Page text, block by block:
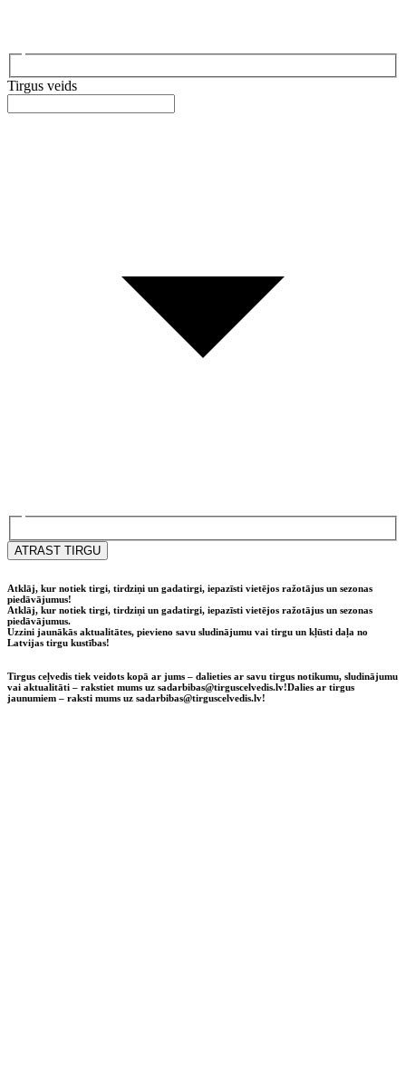
Tirgus veids
ATRAST TIRGU
Atklāj, kur notiek tirgi, tirdziņi un gadatirgi, iepazīsti vietējos ražotājus un sezonas
piedāvājumus!
Atklāj, kur notiek tirgi, tirdziņi un gadatirgi, iepazīsti vietējos ražotājus un sezonas
piedāvājumus.
Uzzini jaunākās aktualitātes, pievieno savu sludinājumu vai tirgu un kļūsti daļa no
Latvijas tirgu kustības!
Tirgus ceļvedis tiek veidots kopā ar jums – dalieties ar savu tirgus notikumu, sludinājumu
vai aktualitāti – rakstiet mums uz sadarbibas@tirguscelvedis.lv!Dalies ar tirgus
jaunumiem – raksti mums uz sadarbibas@tirguscelvedis.lv!